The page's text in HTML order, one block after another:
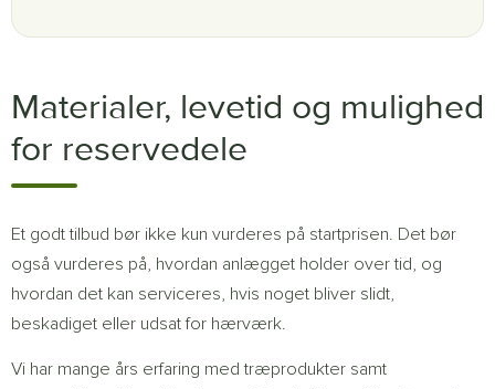
Materialer, levetid og mulighed
for reservedele
Et godt tilbud bør ikke kun vurderes på startprisen. Det bør
også vurderes på, hvordan anlægget holder over tid, og
hvordan det kan serviceres, hvis noget bliver slidt,
beskadiget eller udsat for hærværk.
Vi har mange års erfaring med træprodukter samt